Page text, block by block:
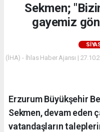
siteler
Veren
Sekmen;
gayemiz
(İHA) - İhlas Haber Ajansı |
Erzurum Büyükşehir
Sekmen, devam eden
vatandaşların